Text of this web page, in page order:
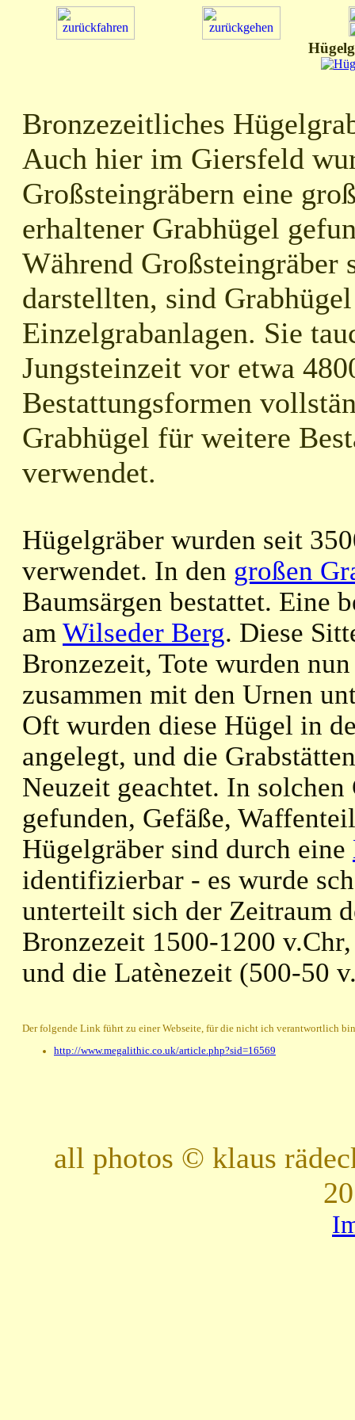
Bronzezeitliches
Auch hier im Giersfeld
Großsteingräbern eine
erhaltener Grabhügel
Während Großsteingräber
darstellten, sind
Einzelgrabanlagen. Sie
Jungsteinzeit vor etwa
Bestattungsformen
Grabhügel für weitere
verwendet.
Hügelgräber wurden seit
verwendet. In den großen
Baumsärgen bestattet. Eine
am Wilseder Berg. Diese
Bronzezeit, Tote wurden
zusammen mit den Urnen
Oft wurden diese Hügel in
angelegt, und die
Neuzeit geachtet. In
gefunden, Gefäße,
Hügelgräber sind durch eine
identifizierbar - es wurde
unterteilt sich der Zeitraum
Bronzezeit 1500-1200
und die Latènezeit (500-50
Der folgende Link führt zu einer Webseite, für die nicht ich verantwortlich
http://www.megalithic.co.uk/article.php?sid=16569
all photos © klaus